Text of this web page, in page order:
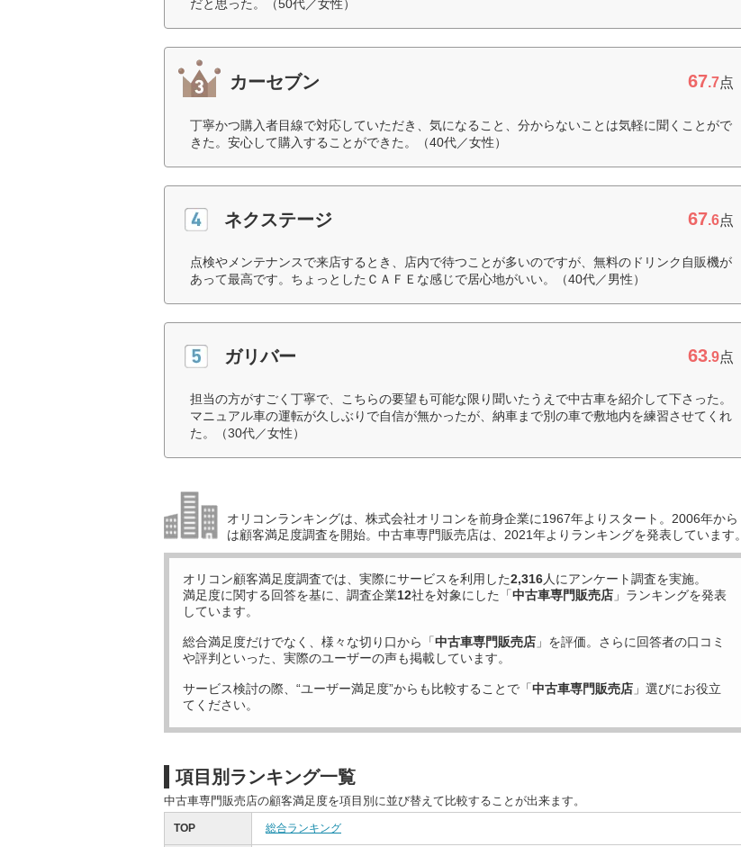
だと思った。（50代／女性）
カーセブン 67.7点
丁寧かつ購入者目線で対応していただき、気になること、分からないことは気軽に聞くことがで
きた。安心して購入することができた。（40代／女性）
ネクステージ 67.6点
点検やメンテナンスで来店するとき、店内で待つことが多いのですが、無料のドリンク自販機が
あって最高です。ちょっとしたＣＡＦＥな感じで居心地がいい。（40代／男性）
ガリバー 63.9点
担当の方がすごく丁寧で、こちらの要望も可能な限り聞いたうえで中古車を紹介して下さった。
マニュアル車の運転が久しぶりで自信が無かったが、納車まで別の車で敷地内を練習させてくれ
た。（30代／女性）
オリコンランキングは、株式会社オリコンを前身企業に1967年よりスタート。2006年から
は顧客満足度調査を開始。中古車専門販売店は、2021年よりランキングを発表しています。
オリコン顧客満足度調査では、実際にサービスを利用した2,316人にアンケート調査を実施。
満足度に関する回答を基に、調査企業12社を対象にした「中古車専門販売店 」ランキングを発表
しています。
総合満足度だけでなく、様々な切り口から「中古車専門販売店 」を評価。さらに回答者の口コミ
や評判といった、実際のユーザーの声も掲載しています。
サービス検討の際、“ユーザー満足度”からも比較することで「中古車専門販売店 」選びにお役立
てください。
項目別ランキング一覧
中古車専門販売店の顧客満足度を項目別に並び替えて比較することが出来ます。
TOP 総合ランキング